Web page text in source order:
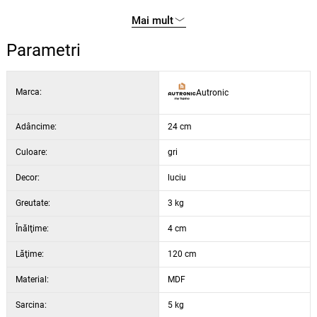
perete, oferind astfel suficientă flexibilitate pentru diverse utilizări.
Mai mult
Parametri
Marca: Autronic
Adâncime: 24 cm
Culoare: gri
Decor: luciu
Greutate: 3 kg
Înălţime: 4 cm
Lăţime: 120 cm
Material: MDF
Sarcina: 5 kg